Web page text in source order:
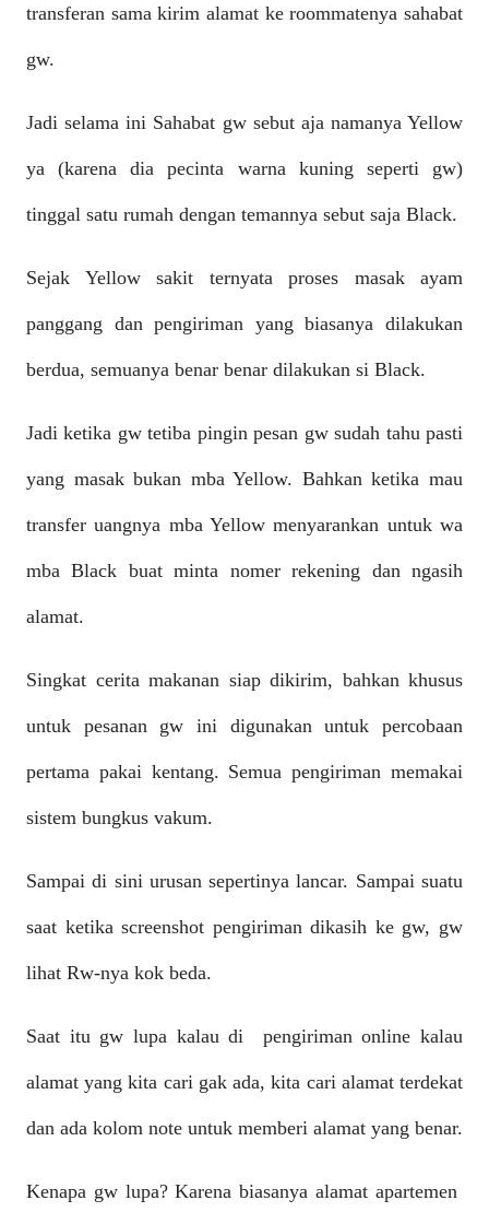
transferan sama kirim alamat ke roommatenya sahabat
gw.
Jadi selama ini Sahabat gw sebut aja namanya Yellow
ya (karena dia pecinta warna kuning seperti gw)
tinggal satu rumah dengan temannya sebut saja Black.
Sejak Yellow sakit ternyata proses masak ayam
panggang dan pengiriman yang biasanya dilakukan
berdua, semuanya benar benar dilakukan si Black.
Jadi ketika gw tetiba pingin pesan gw sudah tahu pasti
yang masak bukan mba Yellow. Bahkan ketika mau
transfer uangnya mba Yellow menyarankan untuk wa
mba Black buat minta nomer rekening dan ngasih
alamat.
Singkat cerita makanan siap dikirim, bahkan khusus
untuk pesanan gw ini digunakan untuk percobaan
pertama pakai kentang. Semua pengiriman memakai
sistem bungkus vakum.
Sampai di sini urusan sepertinya lancar. Sampai suatu
saat ketika screenshot pengiriman dikasih ke gw, gw
lihat Rw-nya kok beda.
Saat itu gw lupa kalau di pengiriman online kalau
alamat yang kita cari gak ada, kita cari alamat terdekat
dan ada kolom note untuk memberi alamat yang benar.
Kenapa gw lupa? Karena biasanya alamat apartemen